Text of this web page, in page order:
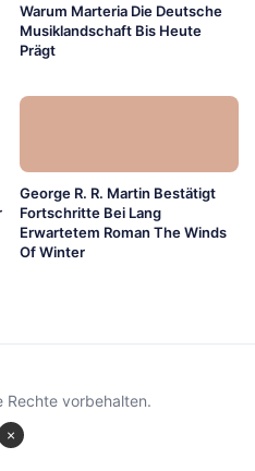
Warum Marteria Die Deutsche
Musiklandschaft Bis Heute
Prägt
George R. R. Martin Bestätigt
Fortschritte Bei Lang
Erwartetem Roman The Winds
Of Winter
×
Rechte vorbehalten.